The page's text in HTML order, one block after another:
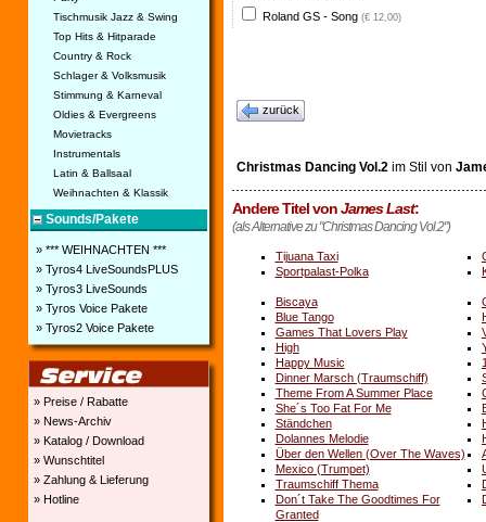
Tischmusik Jazz & Swing
Top Hits & Hitparade
Country & Rock
Schlager & Volksmusik
Stimmung & Karneval
Oldies & Evergreens
Movietracks
Instrumentals
Latin & Ballsaal
Weihnachten & Klassik
Sounds/Pakete
» *** WEIHNACHTEN ***
» Tyros4 LiveSoundsPLUS
» Tyros3 LiveSounds
» Tyros Voice Pakete
» Tyros2 Voice Pakete
» Preise / Rabatte
» News-Archiv
» Katalog / Download
» Wunschtitel
» Zahlung & Lieferung
» Hotline
Roland GS - Song (€ 12,00)
zurück
Christmas Dancing Vol.2 im Stil von
Andere Titel vonJames Last:
(als Alternative zu "Christmas Dancing Vol.2")
Tijuana Taxi
Sportpalast-Polka
Biscaya
Blue Tango
Games That Lovers Play
High
Happy Music
Dinner Marsch (Traumschiff)
Theme From A Summer Place
She´s Too Fat For Me
Ständchen
Dolannes Melodie
Über den Wellen (Over The Waves)
Mexico (Trumpet)
Traumschiff Thema
Don´t Take The Goodtimes For
Granted